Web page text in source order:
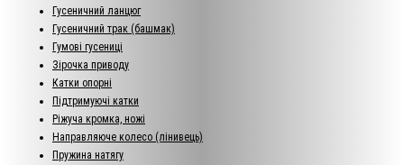
Гусеничний ланцюг
Гусеничний трак (башмак)
Гумові гусениці
Зірочка приводу
Катки опорні
Підтримуючі катки
Ріжуча кромка, ножі
Направляюче колесо (лінивець)
Пружина натягу